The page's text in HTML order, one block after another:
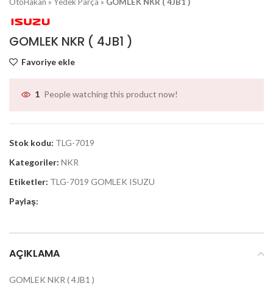
GOMLEK NKR ( 4JB1 )
Favoriye ekle
1 People watching this product now!
Stok kodu: TLG-7019
Kategoriler: NKR
Etiketler: TLG-7019 GOMLEK ISUZU
Paylaş:
AÇIKLAMA
GOMLEK NKR ( 4JB1 )